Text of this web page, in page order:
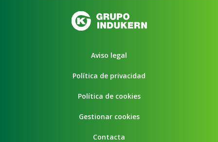
Aviso legal
Política de privacidad
Política de cookies
Gestionar cookies
Contacta